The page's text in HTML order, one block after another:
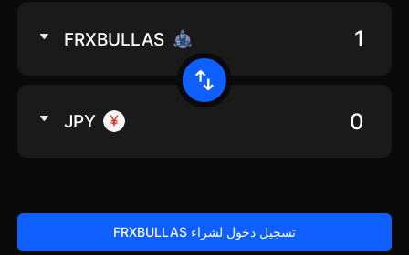
FRXBULLAS
JPY
تسجيل دخول لشراء FRXBULLAS